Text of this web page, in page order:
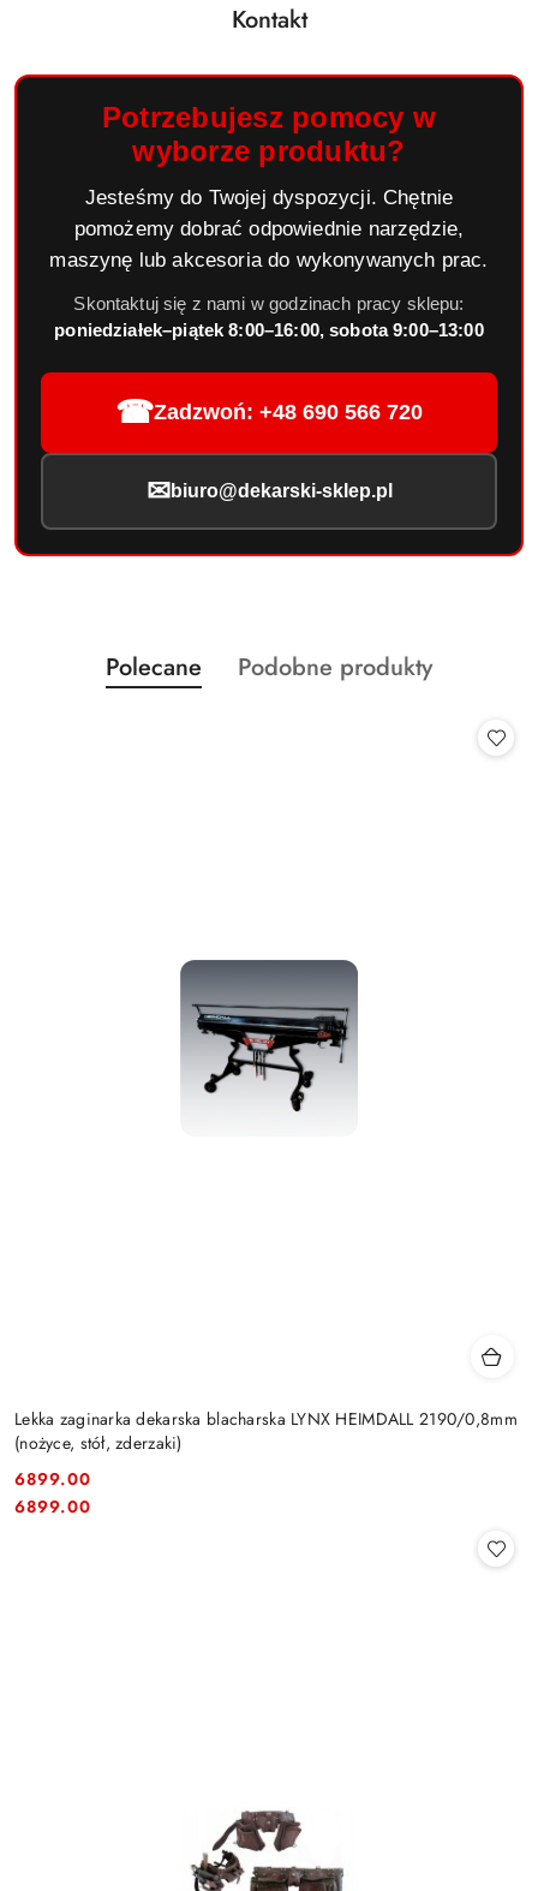
Kontakt
Potrzebujesz pomocy w
wyborze produktu?
Jesteśmy do Twojej dyspozycji. Chętnie
pomożemy dobrać odpowiednie narzędzie,
maszynę lub akcesoria do wykonywanych prac.
Skontaktuj się z nami w godzinach pracy sklepu:
poniedziałek–piątek 8:00–16:00, sobota 9:00–13:00
☎Zadzwoń: +48 690 566 720
✉ biuro@dekarski-sklep.pl
Pomiń karuzelę produktów
Produkty
o
Polecane
Produkty
Podobne produkty
Lekka zaginarka dekarska blacharska LYNX HEIMDALL 2190/0,8mm
(nożyce, stół, zderzaki)
Cena:
6899.00
Cena:
6899.00